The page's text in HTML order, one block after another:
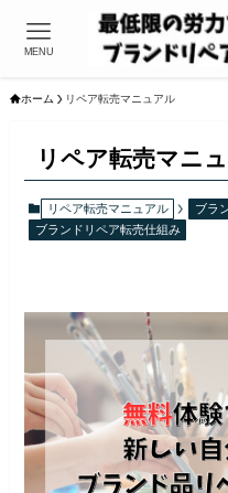
MENU
ホーム リペア転売マニュアル
リペア転売マニ
リペア転売マニュアル
ブラ
ブランドリペア転売仕組み